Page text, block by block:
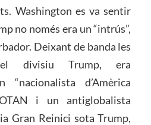
Washington es va sentir
no només era un “intrús”,
Deixant de banda les
divisiu Trump, era
“nacionalista d’Amèrica
i un antiglobalista
Gran Reinici sota Trump,